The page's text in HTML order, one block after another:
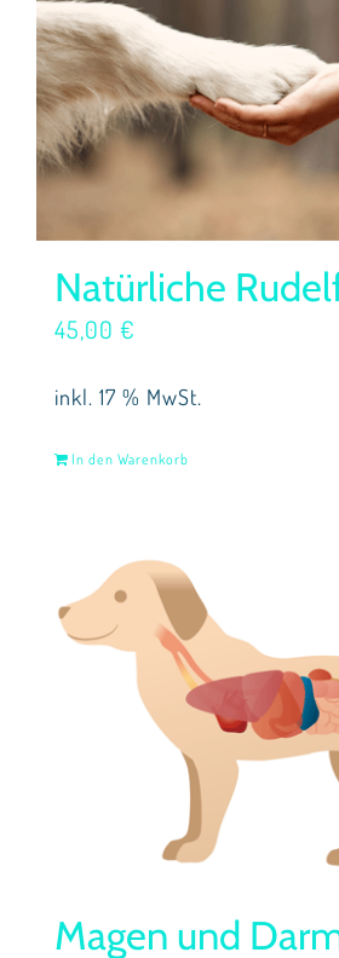
Natürliche
45,00 €
inkl. 17 % MwSt.
In den Warenkorb
Magen und